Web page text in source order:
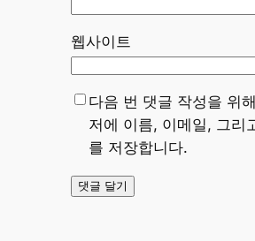
웹사이트
다음 번 댓글 작성을 위
저에 이름, 이메일, 그리
를 저장합니다.